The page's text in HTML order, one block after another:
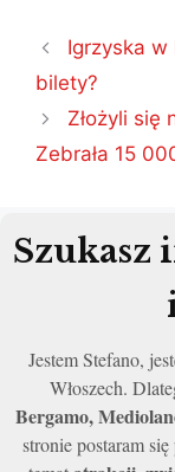
Nawigacja
wpisu
Igrzyska
bilety?
Złożyli się
Zebrała 15
Szukasz
Jestem Stefano,
Włoszech.
Bergamo,
stronie postaram